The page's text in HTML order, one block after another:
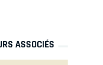
ASSOCIÉS